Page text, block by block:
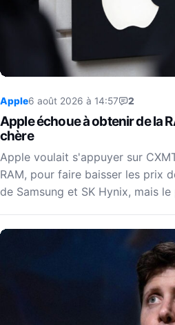
Apple6 août 2026 à 14:57 2
Apple échoue à obtenir de la
chère
Apple voulait s'appuyer sur
RAM, pour faire baisser les prix
de Samsung et SK Hynix, mais